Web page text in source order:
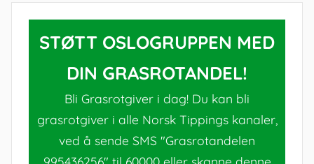
STØTT OSLOGRUPPEN MED
DIN GRASROTANDEL!
Bli Grasrotgiver i dag! Du kan bli
grasrotgiver i alle Norsk Tippings kanaler,
ved å sende SMS "Grasrotandelen